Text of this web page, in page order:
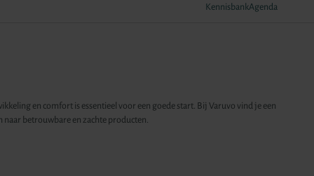
KennisbankAgenda
en comfort is essentieel voor een goede start. Bij Varuvo vind je een
betrouwbare en zachte producten.